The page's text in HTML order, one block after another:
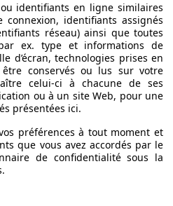
km/h
nm
ccm
manuelle
identifiants en ligne similaires
identifiants assignés
réseau) ainsi que toutes
ex. type et informations de
d’écran, technologies prises en
conservés ou lus sur votre
celui-ci à chacune de ses
ou à un site Web, pour une
présentées ici.
préférences à tout moment et
que vous avez accordés par le
de confidentialité sous la